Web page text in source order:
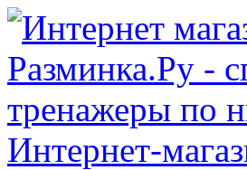
Интернет-